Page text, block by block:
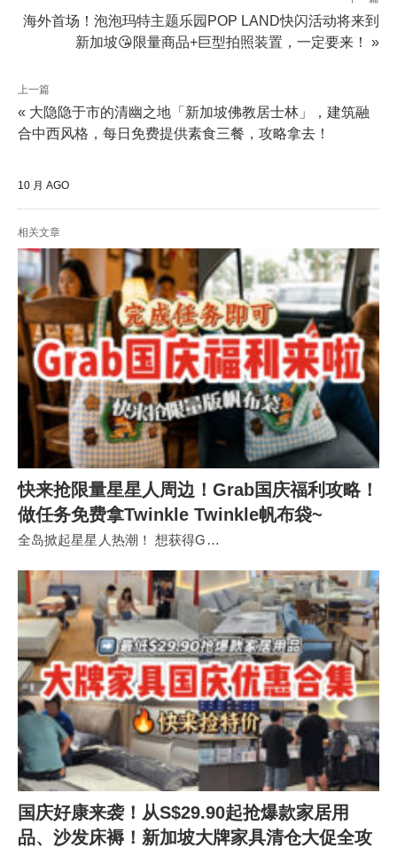
海外首场！泡泡玛特主题乐园POP LAND快闪活动将来到
新加坡😘限量商品+巨型拍照装置，一定要来！ »
上一篇
« 大隐隐于市的清幽之地「新加坡佛教居士林」，建筑融
合中西风格，每日免费提供素食三餐，攻略拿去！
10 月 AGO
相关文章
快来抢限量星星人周边！Grab国庆福利攻略！
做任务免费拿Twinkle Twinkle帆布袋~
全岛掀起星星人热潮！ 想获得G…
国庆好康来袭！从S$29.90起抢爆款家居用
品、沙发床褥！新加坡大牌家具清仓大促全攻